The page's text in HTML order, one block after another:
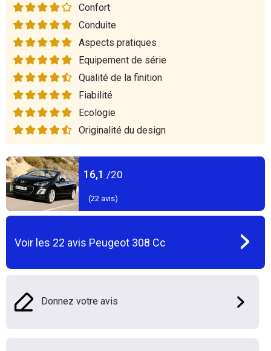
Confort
Conduite
Aspects pratiques
Equipement de série
Qualité de la finition
Fiabilité
Ecologie
Originalité du design
16,1 /20
(22 avis)
Voir les 22 avis Peugeot 308 Cc
Donnez votre avis